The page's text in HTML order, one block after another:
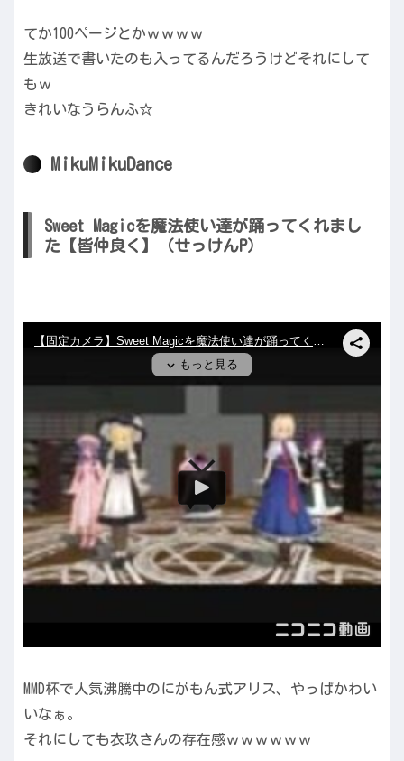
てか100ページとかｗｗｗｗ
生放送で書いたのも入ってるんだろうけどそれにして
もｗ
きれいなうらんふ☆
MikuMikuDance
Sweet Magicを魔法使い達が踊ってくれまし
た【皆仲良く】（せっけんP）
MMD杯で人気沸騰中のにがもん式アリス、やっぱかわい
いなぁ。
それにしても衣玖さんの存在感ｗｗｗｗｗｗ